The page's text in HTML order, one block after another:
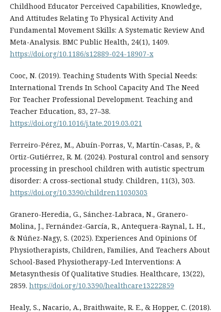
Childhood Educator Perceived Capabilities, Knowledge,
And Attitudes Relating To Physical Activity And
Fundamental Movement Skills: A Systematic Review And
Meta-Analysis. BMC Public Health, 24(1), 1409.
https://doi.org/10.1186/s12889-024-18907-x
Cooc, N. (2019). Teaching Students With Special Needs:
International Trends In School Capacity And The Need
For Teacher Professional Development. Teaching and
Teacher Education, 83, 27–38.
https://doi.org/10.1016/j.tate.2019.03.021
Ferreiro-Pérez, M., Abuín-Porras, V., Martín-Casas, P., &
Ortiz-Gutiérrez, R. M. (2024). Postural control and sensory
processing in preschool children with autistic spectrum
disorder: A cross-sectional study. Children, 11(3), 303.
https://doi.org/10.3390/children11030303
Granero-Heredia, G., Sánchez-Labraca, N., Granero-
Molina, J., Fernández-García, R., Antequera-Raynal, L. H.,
& Núñez-Nagy, S. (2025). Experiences And Opinions Of
Physiotherapists, Children, Families, And Teachers About
School-Based Physiotherapy-Led Interventions: A
Metasynthesis Of Qualitative Studies. Healthcare, 13(22),
2859. https://doi.org/10.3390/healthcare13222859
Healy, S., Nacario, A., Braithwaite, R. E., & Hopper, C. (2018).